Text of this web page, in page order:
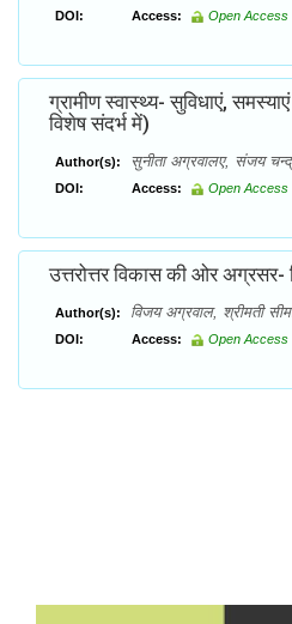
DOI: Access: Open Access
ग्रामीण स्वास्थ्य- सुविधाएं,
विशेष संदर्भ में)
Author(s): सुनीता अग्रवालए, संजय
DOI: Access: Open Access
उत्तरोत्तर विकास की ओर अग्रसर-
Author(s): विजय अग्रवाल, श्रीमती
DOI: Access: Open Access